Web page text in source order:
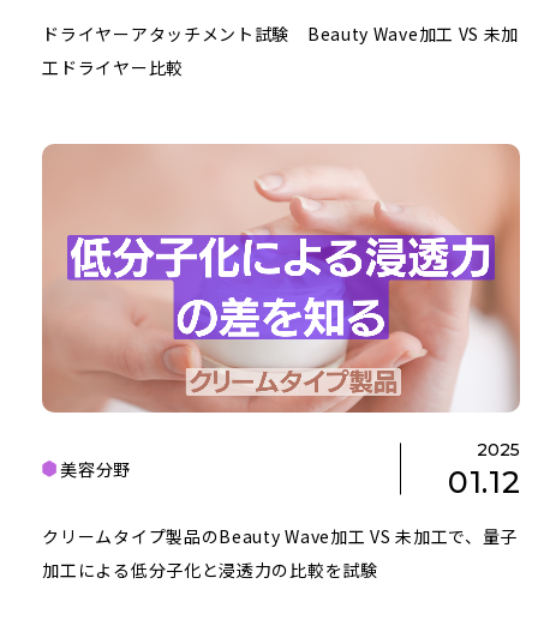
ドライヤーアタッチメント試験 Beauty Wave加工 VS 未加
工ドライヤー比較
美容分野
2025
01.12
クリームタイプ製品のBeauty Wave加工 VS 未加工で、量子
加工による低分子化と浸透力の比較を試験